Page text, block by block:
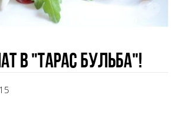
в "Тарас Бульба"!